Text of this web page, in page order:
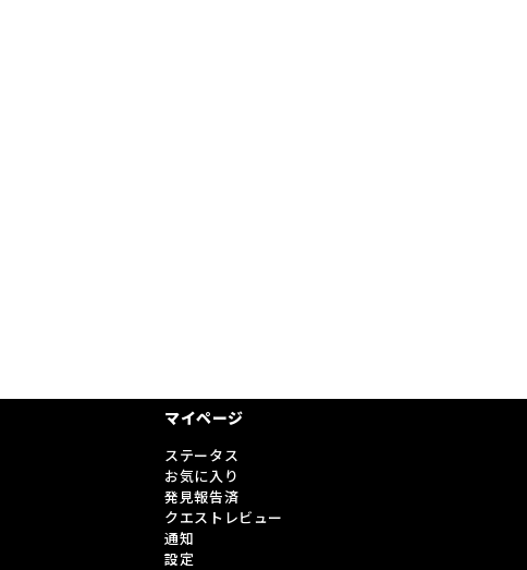
マイページ
ステータス
お気に入り
発見報告済
クエストレビュー
通知
設定